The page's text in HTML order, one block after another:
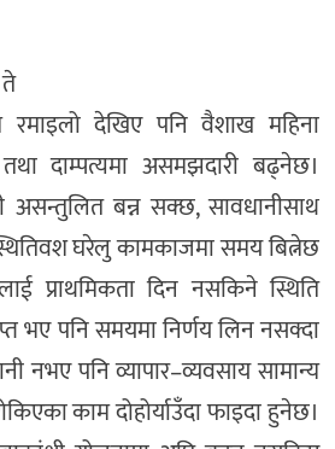
रमाइलो देखिए पनि वैशाख महिना
दाम्पत्यमा असमझदारी बढ्नेछ।
असन्तुलित बन्न सक्छ, सावधानीसाथ
घरेलु कामकाजमा समय बित्नेछ
प्राथमिकता दिन नसकिने स्थिति
भए पनि समयमा निर्णय लिन नसक्दा
नभए पनि व्यापार–व्यवसाय सामान्य
काम दोहोर्याउँदा फाइदा हुनेछ।